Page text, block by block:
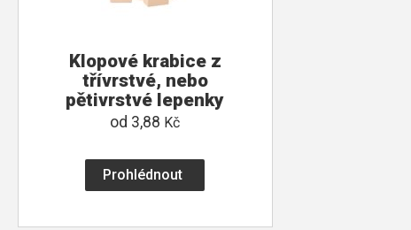
Klopové krabice z
třívrstvé, nebo
pětivrstvé lepenky
od 3,88 Kč
Prohlédnout